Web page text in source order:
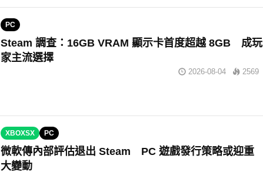
PC
Steam 調查：16GB VRAM 顯示卡首度超越 8GB 成玩
家主流選擇
2026-08-04 2569
XBOXSX PC
微軟傳內部評估退出 Steam PC 遊戲發行策略或迎重
大變動